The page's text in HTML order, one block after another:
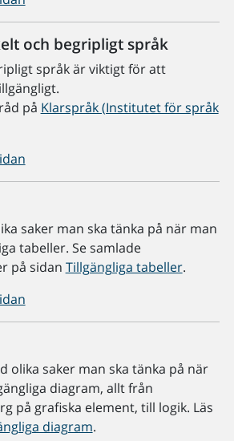
och begripligt språk
språk är viktigt för att
på Klarspråk (Institutet för språk
saker man ska tänka på när man
tabeller. Se samlade
på sidan Tillgängliga tabeller.
olika saker man ska tänka på när
diagram, allt från
på grafiska element, till logik. Läs
diagram.